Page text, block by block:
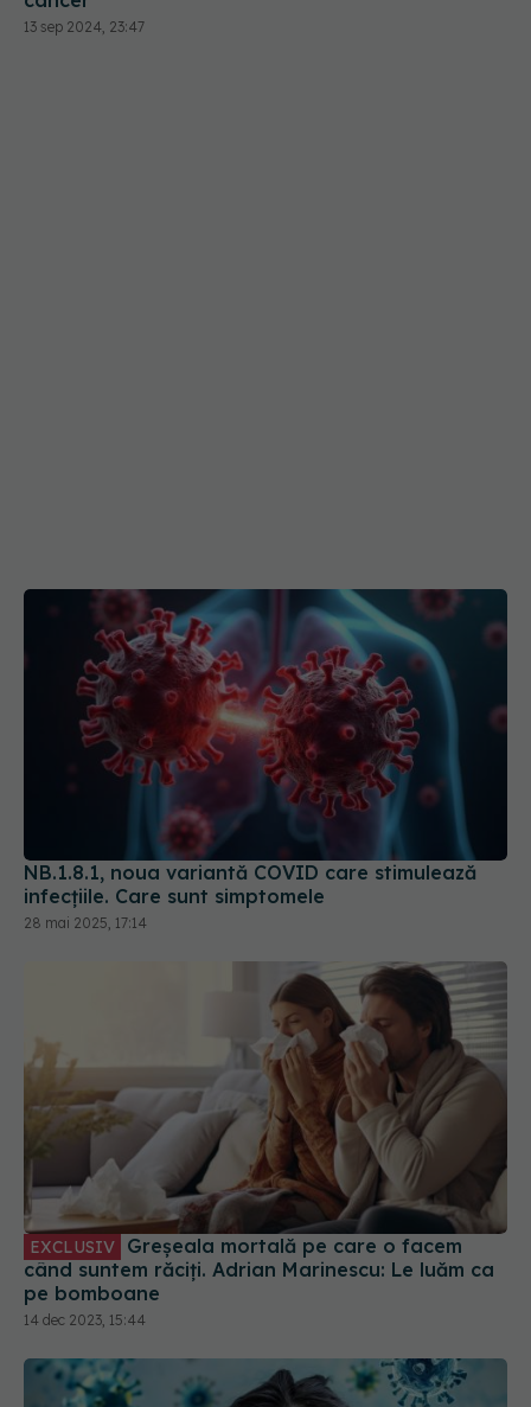
NB.1.8.1, noua variantă COVID care stimulează
infecțiile. Care sunt simptomele
EXCLUSIV
când suntem răciți. Adrian Marinescu: Le luăm ca
pe bomboane
14 dec 2023, 15:44